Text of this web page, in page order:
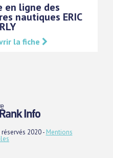
en ligne des
nautiques ERIC
la fiche
2020 - Mentions